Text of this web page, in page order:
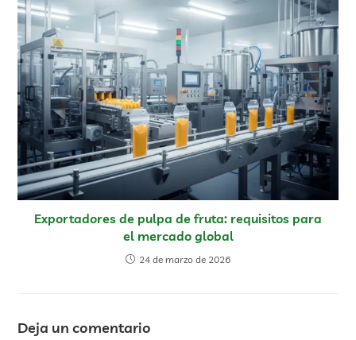
Exportadores de pulpa de fruta: requisitos para
el mercado global
24 de marzo de 2026
Deja un comentario